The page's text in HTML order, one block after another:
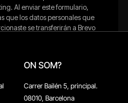
ON SOM?
Carrer Bailén 5, principal.
08010, Barcelona